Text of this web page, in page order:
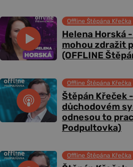
Helena Horská
mohou zdražit
(OFFLINE
Offline Štěpána Křečka
Štěpán Křeček
důchodovém
odnesou to
Podpultovka)
Offline Štěpána Křečka
Offline Štěpána Křečka